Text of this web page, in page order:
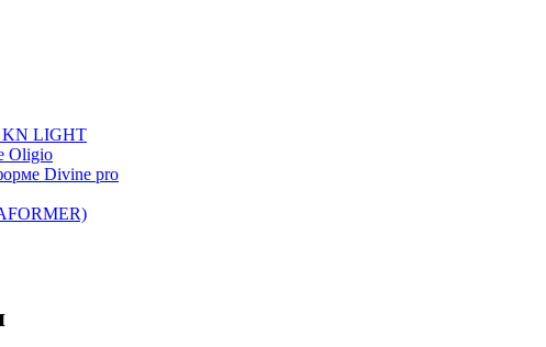
KN LIGHT
Oligio
Divine pro